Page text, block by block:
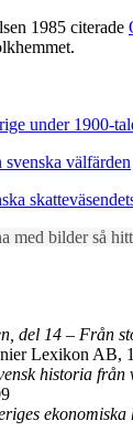
1985 citerade
under 1900-
svenska välfärden
med bilder så
del 14 – Från
Lexikon AB,
historia